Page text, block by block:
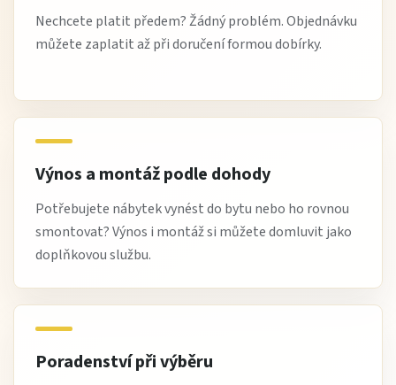
Nechcete platit předem? Žádný problém. Objednávku
můžete zaplatit až při doručení formou dobírky.
Výnos a montáž podle dohody
Potřebujete nábytek vynést do bytu nebo ho rovnou
smontovat? Výnos i montáž si můžete domluvit jako
doplňkovou službu.
Poradenství při výběru